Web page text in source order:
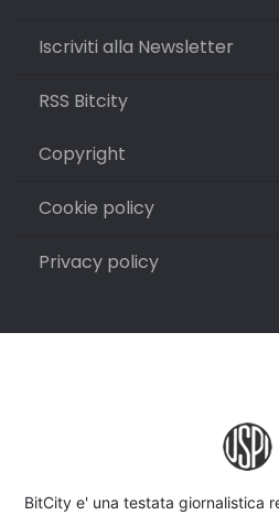
Iscriviti alla Newsletter
RSS Bitcity
Copyright
Cookie policy
Privacy policy
BitCity e' una testata giornalistica